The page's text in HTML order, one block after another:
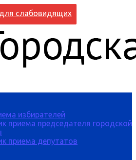
слабовидящих
избирателей
приема председателя городской
приема депутатов